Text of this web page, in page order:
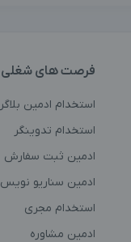
فرصت های شغلی
استخدام ادمین بلاگر
استخدام تدوینگر
ادمین ثبت سفارش
ادمین سناریو نویس
استخدام مجری
ادمین مشاوره